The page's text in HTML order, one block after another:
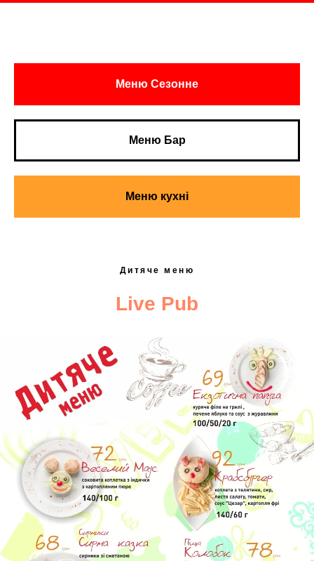
Меню Сезонне
Меню Бар
Меню кухні
Дитяче меню
Live Pub